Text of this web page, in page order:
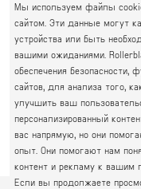
ПРАВЫЙ БЕРЕГ
Святошин,
Г. КИЕВ, УЛ.
ГРАФИК РАБОТЫ:
пн.-пт. 10.00 -
сб.-нд. 10.00 -
Мы используем файлы
сайтом. Эти данные могут
устройства или быть
вашими ожиданиями.
обеспечения безопасности,
сайтов, для анализа того,
улучшить ваш
персонализированный
вас напрямую, но они
опыт. Они помогают нам
контент и рекламу к вашим
Если вы продолжаете